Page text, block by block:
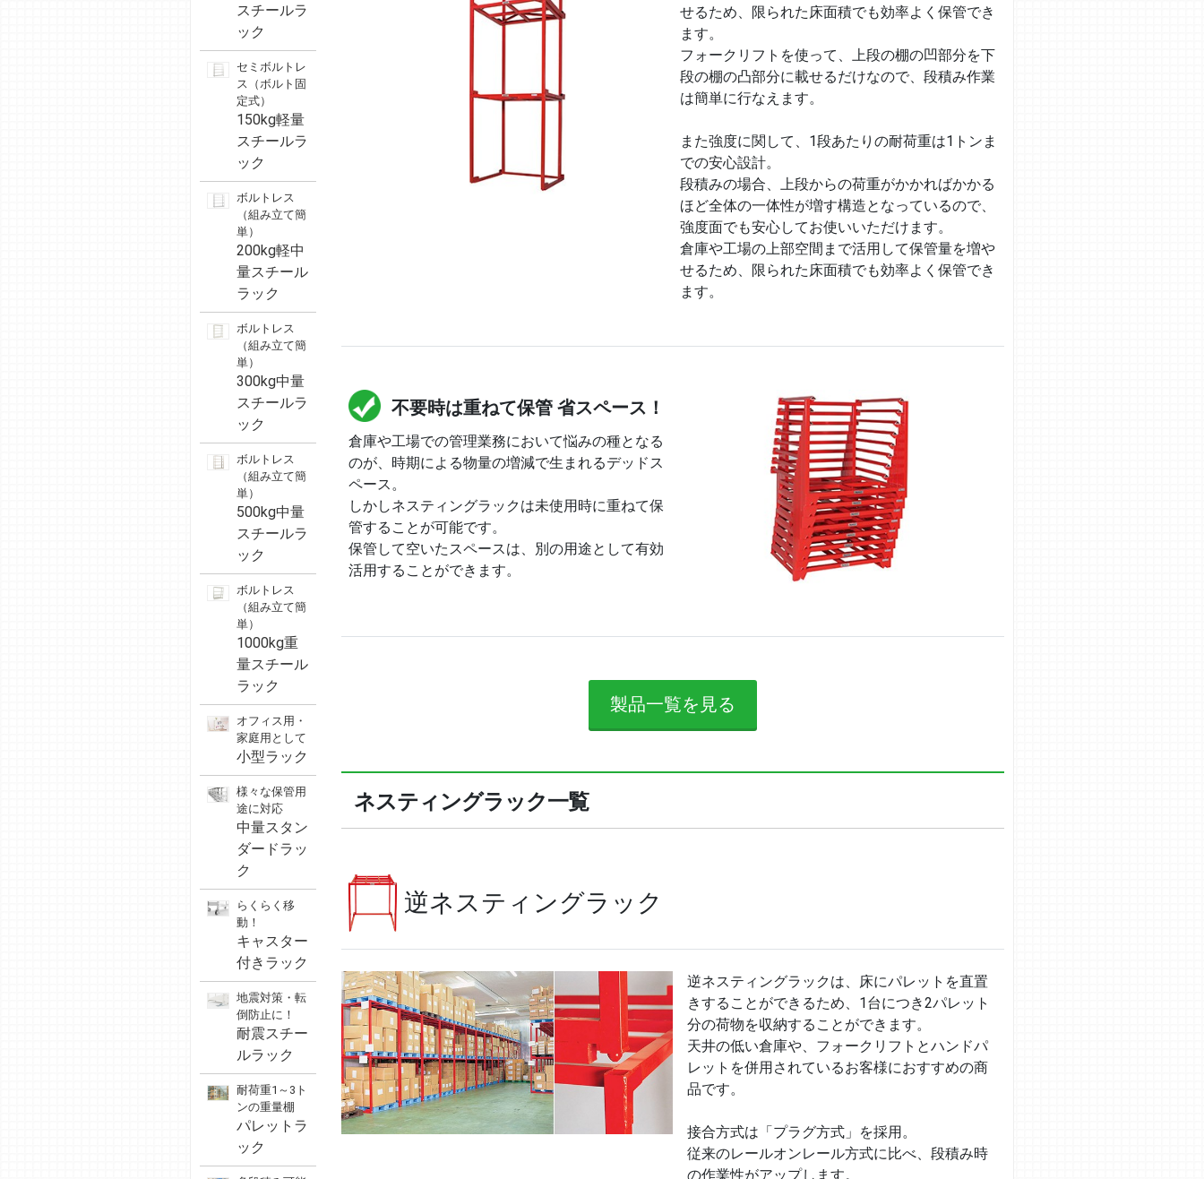
スチールラ
ック
セミボルトレ
ス（ボルト固
定式）
150kg軽量
スチールラ
ック
ボルトレス
（組み立て簡
単）
200kg軽中
量スチール
ラック
ボルトレス
（組み立て簡
単）
300kg中量
スチールラ
ック
ボルトレス
（組み立て簡
単）
500kg中量
スチールラ
ック
ボルトレス
（組み立て簡
単）
1000kg重
量スチール
ラック
オフィス用・
家庭用として
小型ラック
様々な保管用
途に対応
中量スタン
ダードラッ
ク
らくらく移
動！
キャスター
付きラック
地震対策・転
倒防止に！
耐震スチー
ルラック
耐荷重1～3ト
ンの重量棚
パレットラ
ック
せるため、限られた床面積でも効率よく保管でき
ます。
フォークリフトを使って、上段の棚の凹部分を下
段の棚の凸部分に載せるだけなので、段積み作業
は簡単に行なえます。
また強度に関して、1段あたりの耐荷重は1トンま
での安心設計。
段積みの場合、上段からの荷重がかかればかかる
ほど全体の一体性が増す構造となっているので、
強度面でも安心してお使いいただけます。
倉庫や工場の上部空間まで活用して保管量を増や
せるため、限られた床面積でも効率よく保管でき
ます。
不要時は重ねて保管 省スペース！
倉庫や工場での管理業務において悩みの種となる
のが、時期による物量の増減で生まれるデッドス
ペース。
しかしネスティングラックは未使用時に重ねて保
管することが可能です。
保管して空いたスペースは、別の用途として有効
活用することができます。
製品一覧を見る
ネスティングラック一覧
逆ネスティングラック
逆ネスティングラックは、床にパレットを直置
きすることができるため、1台につき2パレット
分の荷物を収納することができます。
天井の低い倉庫や、フォークリフトとハンドパ
レットを併用されているお客様におすすめの商
品です。
接合方式は「プラグ方式」を採用。
従来のレールオンレール方式に比べ、段積み時
の作業性がアップします。